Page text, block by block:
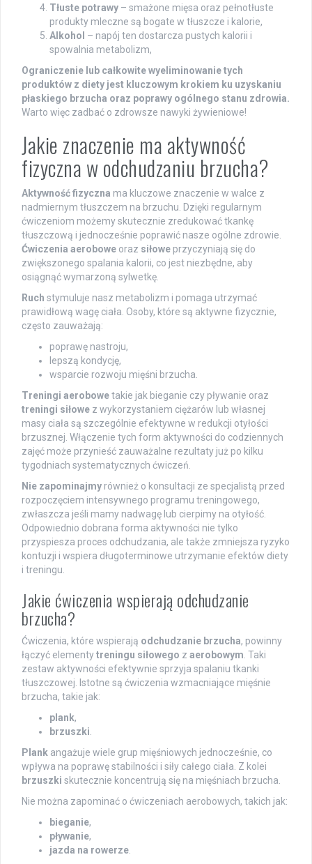
Tłuste potrawy – smażone mięsa oraz pełnotłuste
produkty mleczne są bogate w tłuszcze i kalorie,
Alkohol – napój ten dostarcza pustych kalorii i
spowalnia metabolizm,
Ograniczenie lub całkowite wyeliminowanie tych
produktów z diety jest kluczowym krokiem ku uzyskaniu
płaskiego brzucha oraz poprawy ogólnego stanu zdrowia.
Warto więc zadbać o zdrowsze nawyki żywieniowe!
Jakie znaczenie ma aktywność
fizyczna w odchudzaniu brzucha?
Aktywność fizyczna ma kluczowe znaczenie w walce z
nadmiernym tłuszczem na brzuchu. Dzięki regularnym
ćwiczeniom możemy skutecznie zredukować tkankę
tłuszczową i jednocześnie poprawić nasze ogólne zdrowie.
Ćwiczenia aerobowe oraz siłowe przyczyniają się do
zwiększonego spalania kalorii, co jest niezbędne, aby
osiągnąć wymarzoną sylwetkę.
Ruch stymuluje nasz metabolizm i pomaga utrzymać
prawidłową wagę ciała. Osoby, które są aktywne fizycznie,
często zauważają:
poprawę nastroju,
lepszą kondycję,
wsparcie rozwoju mięśni brzucha.
Treningi aerobowetakie jak bieganie czy pływanie oraz
treningi siłowe z wykorzystaniem ciężarów lub własnej
masy ciała są szczególnie efektywne w redukcji otyłości
brzusznej. Włączenie tych form aktywności do codziennych
zajęć może przynieść zauważalne rezultaty już po kilku
tygodniach systematycznych ćwiczeń.
Nie zapominajmy również o konsultacji ze specjalistą przed
rozpoczęciem intensywnego programu treningowego,
zwłaszcza jeśli mamy nadwagę lub cierpimy na otyłość.
Odpowiednio dobrana forma aktywności nie tylko
przyspiesza proces odchudzania, ale także zmniejsza ryzyko
kontuzji i wspiera długoterminowe utrzymanie efektów diety
i treningu.
Jakie ćwiczenia wspierają odchudzanie
brzucha?
Ćwiczenia, które wspierają odchudzanie brzucha, powinny
łączyć elementytreningu siłowego z aerobowym . Taki
zestaw aktywności efektywnie sprzyja spalaniu tkanki
tłuszczowej. Istotne są ćwiczenia wzmacniające mięśnie
brzucha, takie jak:
plank,
brzuszki
Plank angażuje wiele grup mięśniowych jednocześnie, co
wpływa na poprawę stabilności i siły całego ciała. Z kolei
brzuszki skutecznie koncentrują się na mięśniach brzucha.
Nie można zapominać o ćwiczeniach aerobowych, takich jak:
bieganie,
pływanie,
jazda na rowerze